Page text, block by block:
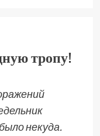
тропу!
некуда.